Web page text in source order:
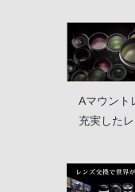
Aマウント
充実した